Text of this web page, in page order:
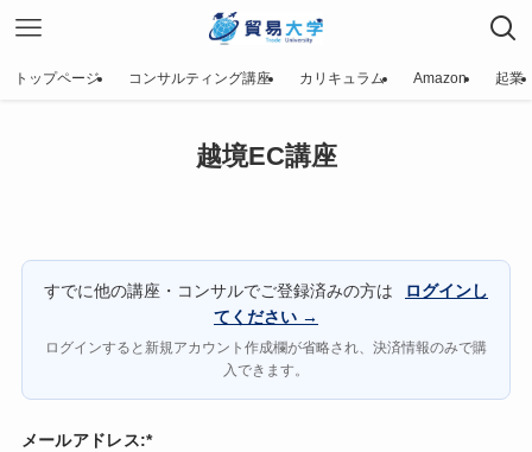
トップページ コンサルティング講座 カリキュラム Amazon 起業
越境EC講座
すでに他の講座・コンサルでご登録済みの方は
ログインし
てください →
ログインすると新規アカウント作成欄が省略され、決済情報のみで購
入できます。
メールアドレス:*